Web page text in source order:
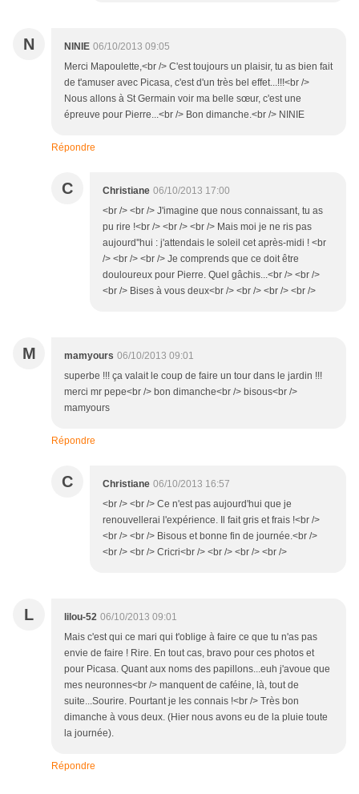
N NINIE 06/10/2013 09:05
Merci Mapoulette,<br /> C'est toujours un plaisir, tu as bien fait
de t'amuser avec Picasa, c'est d'un très bel effet...!!!<br />
Nous allons à St Germain voir ma belle sœur, c'est une
épreuve pour Pierre...<br /> Bon dimanche.<br /> NINIE
Répondre
C Christiane 06/10/2013 17:00
<br /> <br /> J'imagine que nous connaissant, tu as
pu rire !<br /> <br /> <br /> Mais moi je ne ris pas
aujourd''hui : j'attendais le soleil cet après-midi ! <br
/> <br /> <br /> Je comprends que ce doit être
douloureux pour Pierre. Quel gâchis...<br /> <br />
<br /> Bises à vous deux<br /> <br /> <br /> <br />
M mamyours 06/10/2013 09:01
superbe !!! ça valait le coup de faire un tour dans le jardin !!!
merci mr pepe<br /> bon dimanche<br /> bisous<br />
mamyours
Répondre
C Christiane 06/10/2013 16:57
<br /> <br /> Ce n'est pas aujourd'hui que je
renouvellerai l'expérience. Il fait gris et frais !<br />
<br /> <br /> Bisous et bonne fin de journée.<br />
<br /> <br /> Cricri<br /> <br /> <br /> <br />
L lilou-52 06/10/2013 09:01
Mais c'est qui ce mari qui t'oblige à faire ce que tu n'as pas
envie de faire ! Rire. En tout cas, bravo pour ces photos et
pour Picasa. Quant aux noms des papillons...euh j'avoue que
mes neuronnes<br /> manquent de caféine, là, tout de
suite...Sourire. Pourtant je les connais !<br /> Très bon
dimanche à vous deux. (Hier nous avons eu de la pluie toute
la journée).
Répondre